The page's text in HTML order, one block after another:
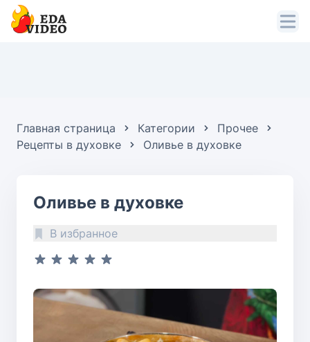
Главная страница Категории
Прочее
Рецепты в духовке
Оливье в духовке
Оливье в духовке
В избранное